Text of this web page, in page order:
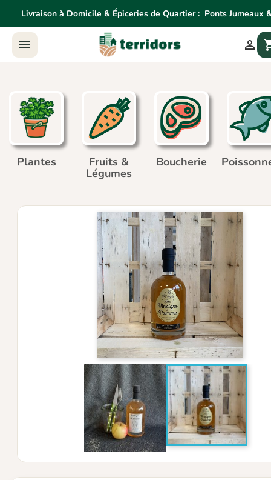
Livraison à Domicile & Épiceries de Quartier :Ponts Jumeaux
 
Livraison à Domicile & Épiceries de Quartier:Ponts
Agne
Plantes Fruits &
Légumes
Boucherie